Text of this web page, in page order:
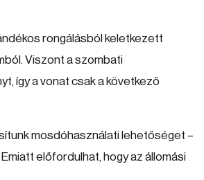
rongálásból keletkezett
Viszont a szombati
így a vonat csak a következő
mosdóhasználati lehetőséget –
előfordulhat, hogy az állomási